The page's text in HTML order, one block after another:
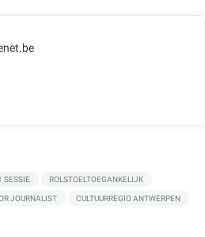
SESSIE ROLSTOELTOEGANKELIJK
JOURNALIST CULTUURREGIO ANTWERPEN